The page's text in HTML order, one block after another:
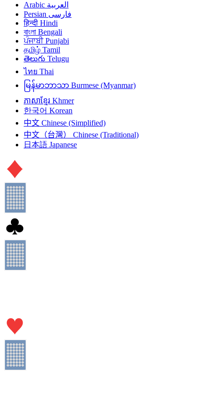
العربية Arabic
فارسی Persian
हिन्दी Hindi
বাংলা Bengali
ਪੰਜਾਬੀ Punjabi
தமிழ் Tamil
తెలుగు Telugu
ไทย Thai
မြန်မာဘာသာ Burmese (Myanmar)
ភាសាខ្មែរ Khmer
한국어 Korean
中文 Chinese (Simplified)
中文（台灣）
Chinese (Traditional)
日本語 Japanese